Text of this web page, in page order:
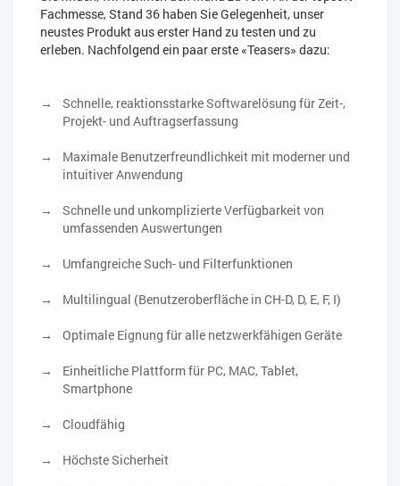
Fachmesse, Stand 36 haben Sie Gelegenheit, unser
neustes Produkt aus erster Hand zu testen und zu
erleben. Nachfolgend ein paar erste «Teasers» dazu:
Schnelle, reaktionsstarke Softwarelösung für Zeit-,
Projekt- und Auftragserfassung
Maximale Benutzerfreundlichkeit mit moderner und
intuitiver Anwendung
Schnelle und unkomplizierte Verfügbarkeit von
umfassenden Auswertungen
Umfangreiche Such- und Filterfunktionen
Multilingual (Benutzeroberfläche in CH-D, D, E, F, I)
Optimale Eignung für alle netzwerkfähigen Geräte
Einheitliche Plattform für PC, MAC, Tablet,
Smartphone
Cloudfähig
Höchste Sicherheit